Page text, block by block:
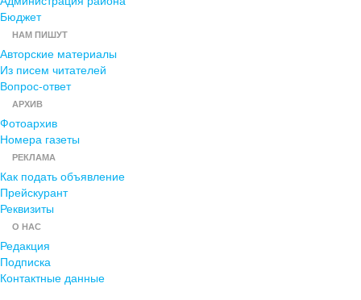
Бюджет
НАМ ПИШУТ
Авторские материалы
Из писем читателей
Вопрос-ответ
АРХИВ
Фотоархив
Номера газеты
РЕКЛАМА
Как подать объявление
Прейскурант
Реквизиты
О НАС
Редакция
Подписка
Контактные данные